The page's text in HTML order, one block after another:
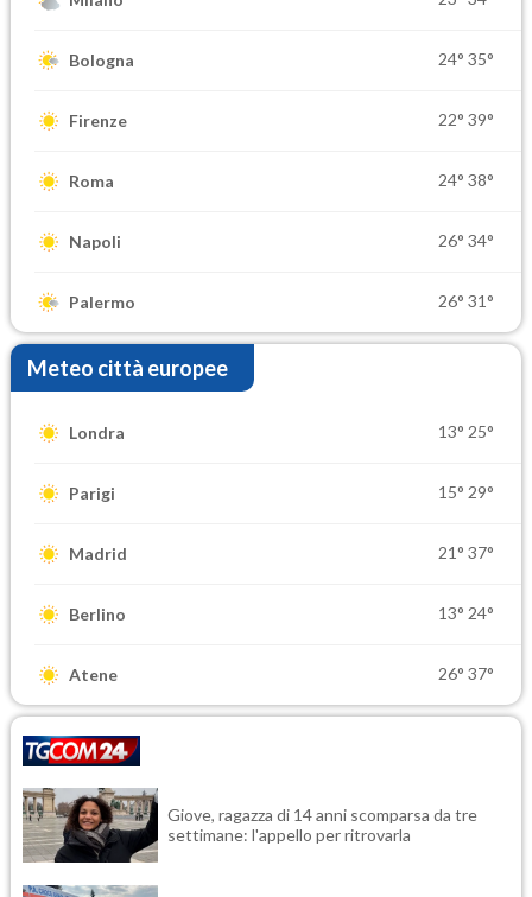
Bologna 24° 35°
Firenze 22° 39°
Roma 24° 38°
Napoli 26° 34°
Palermo 26° 31°
Meteo città europee
Londra 13° 25°
Parigi 15° 29°
Madrid 21° 37°
Berlino 13° 24°
Atene 26° 37°
Giove, ragazza di 14 anni scomparsa da tre
settimane: l'appello per ritrovarla